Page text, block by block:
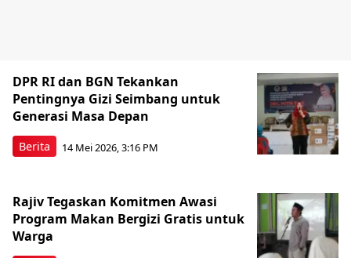
Berita
DPR RI dan BGN Tekankan
Pentingnya Gizi Seimbang untuk
Generasi Masa Depan
14 Mei 2026, 3:16 PM
Rajiv Tegaskan Komitmen Awasi
Program Makan Bergizi Gratis untuk
Warga